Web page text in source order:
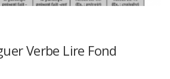
Verbe Lire Fond